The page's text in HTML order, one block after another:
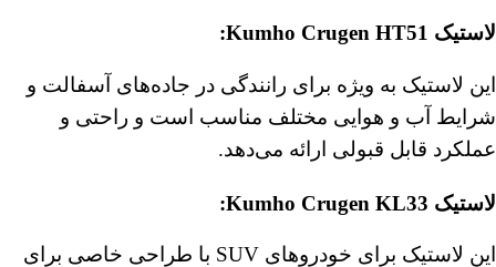
لاستیک Kumho Crugen HT51 :
این لاستیک به ویژه برای رانندگی در جاده‌های آسفالت و
شرایط آب و هوایی مختلف مناسب است و راحتی و
عملکرد قابل قبولی ارائه می‌دهد.
لاستیک Kumho Crugen KL33 :
این لاستیک برای خودروهای SUV با طراحی خاصی برای